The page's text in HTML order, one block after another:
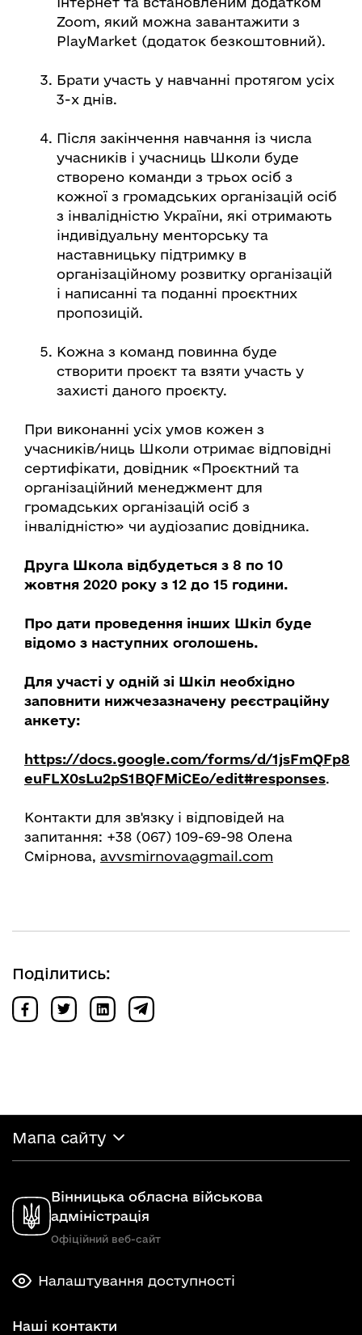
Zoom, який можна завантажити з
PlayMarket (додаток безкоштовний).
Брати участь у навчанні протягом усіх
3-х днів.
Після закінчення навчання із числа
учасників і учасниць Школи буде
створено команди з трьох осіб з
кожної з громадських організацій осіб
з інвалідністю України, які отримають
індивідуальну менторську та
наставницьку підтримку в
організаційному розвитку організацій
і написанні та поданні проєктних
пропозицій.
Кожна з команд повинна буде
створити проєкт та взяти участь у
захисті даного проєкту.
При виконанні усіх умов кожен з
учасників/ниць Школи отримає відповідні
сертифікати, довідник «Проєктний та
організаційний менеджмент для
громадських організацій осіб з
інвалідністю» чи аудіозапис довідника.
Друга Школа відбудеться з 8 по 10
жовтня 2020 року з 12 до 15 години.
Про дати проведення інших Шкіл буде
відомо з наступних оголошень.
Для участі у одній зі Шкіл необхідно
заповнити нижчезазначену реєстраційну
анкету:
https://docs.google.com/forms/d/
euFLX0sLu2pS1BQFMiCEo/edit#responses.
Контакти для зв'язку і відповідей на
запитання: +38 (067) 109-69-98 Олена
Смірнова, avvsmirnova@gmail.com
Поділитись:
Мапа сайту
Вінницька обласна військова
адміністрація
Офіційний веб-сайт
Налаштування доступності
Наші контакти